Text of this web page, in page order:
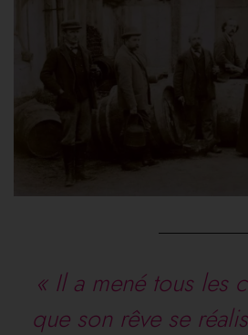
« Il a mené tous les
que son rêve se